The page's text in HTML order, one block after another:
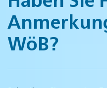
WöB?